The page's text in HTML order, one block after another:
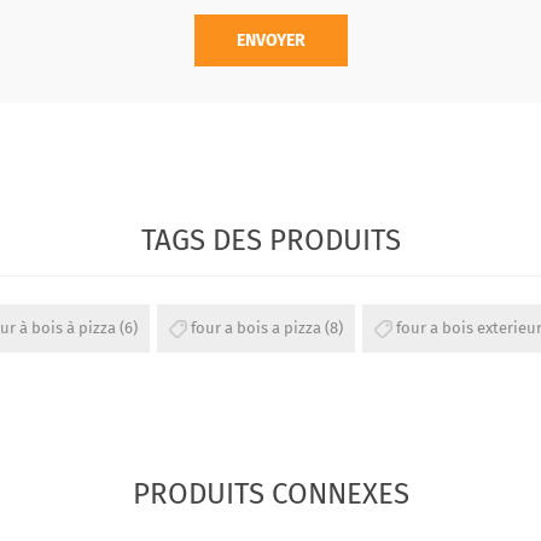
ENVOYER
TAGS DES PRODUITS
à bois à pizza (6) four a bois a pizza (8) four a bois exterieur
PRODUITS CONNEXES